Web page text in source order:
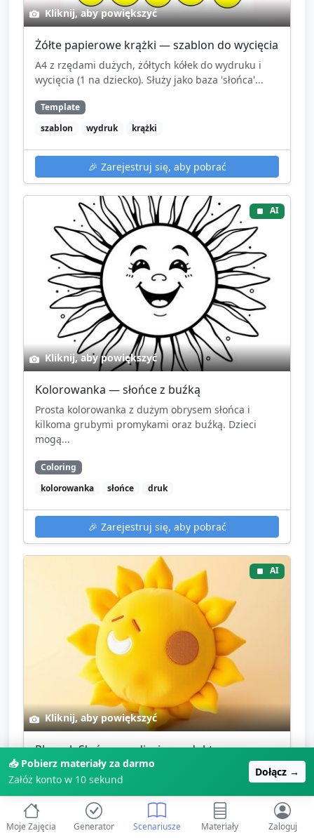
Kliknij, aby powiększyć
Żółte papierowe krążki — szablon do wycięcia
A4 z rzędami dużych, żółtych kółek do wydruku i
wycięcia (1 na dziecko). Służy jako baza 'słońca'...
Template
szablon
wydruk krążki
🎉 Zarejestruj się, aby pobrać
AI
Kliknij, aby powiększyć
Kolorowanka — słońce z buźką
Prosta kolorowanka z dużym obrysem słońca i
kilkoma grubymi promykami oraz buźką. Dzieci
mogą...
Coloring
kolorowanka
słońce druk
🎉 Zarejestruj się, aby pobrać
AI
Kliknij, aby powiększyć
Pluszak Słońce — zdjęcie produktu
Zdjęcie pojedynczego miękkiego pluszaka w
kształcie słońca. Służy jako wzór przy zakupie lub...
pluszak
słońce produkt
📥 Pobierz materiały za darmo
Załóż konto w 10 sekund
Dołącz →
Moje Zajęcia Generator Scenariusze Materiały Zaloguj